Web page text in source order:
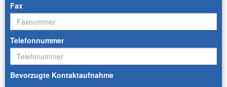
Fax
Telefonnummer
Bevorzugte Kontaktaufnahme